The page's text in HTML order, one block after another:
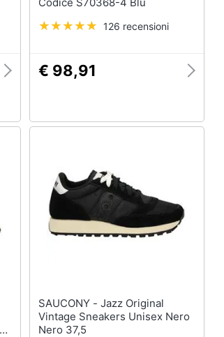
126 recensioni
€ 98,91
SAUCONY - Jazz Original
Vintage Sneakers Unisex Nero
Nero 37,5